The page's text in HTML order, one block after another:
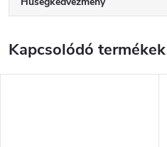
Kapcsolódó termékek